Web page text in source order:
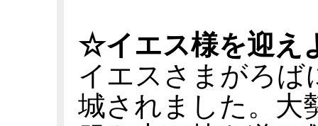
☆イエス様を迎え
イエスさまがろば
城されました。大